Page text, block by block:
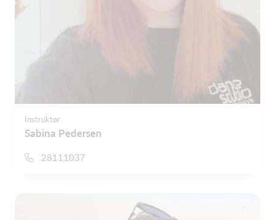
Instruktør
Sabina Pedersen
28111037